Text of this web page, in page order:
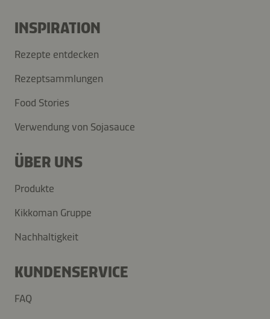
INSPIRATION
Rezepte entdecken
Rezeptsammlungen
Food Stories
Verwendung von Sojasauce
ÜBER UNS
Produkte
Kikkoman Gruppe
Nachhaltigkeit
KUNDENSERVICE
FAQ